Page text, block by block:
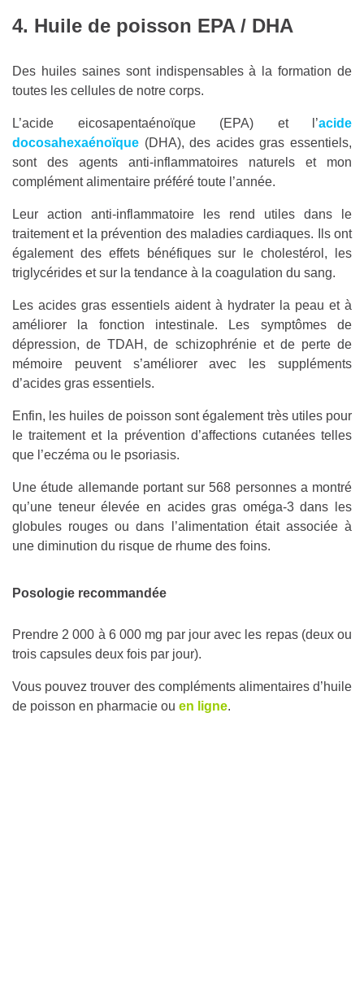
4. Huile de poisson EPA / DHA
Des huiles saines sont indispensables à la formation de
toutes les cellules de notre corps.
L’acide eicosapentaénoïque (EPA) et l’acide
docosahexaénoïque (DHA), des acides gras essentiels,
sont des agents anti-inflammatoires naturels et mon
complément alimentaire préféré toute l’année.
Leur action anti-inflammatoire les rend utiles dans le
traitement et la prévention des maladies cardiaques. Ils ont
également des effets bénéfiques sur le cholestérol, les
triglycérides et sur la tendance à la coagulation du sang.
Les acides gras essentiels aident à hydrater la peau et à
améliorer la fonction intestinale. Les symptômes de
dépression, de TDAH, de schizophrénie et de perte de
mémoire peuvent s’améliorer avec les suppléments
d’acides gras essentiels.
Enfin, les huiles de poisson sont également très utiles pour
le traitement et la prévention d’affections cutanées telles
que l’eczéma ou le psoriasis.
Une étude allemande portant sur 568 personnes a montré
qu’une teneur élevée en acides gras oméga-3 dans les
globules rouges ou dans l’alimentation était associée à
une diminution du risque de rhume des foins.
Posologie recommandée
Prendre 2 000 à 6 000 mg par jour avec les repas (deux ou
trois capsules deux fois par jour).
Vous pouvez trouver des compléments alimentaires d’huile
de poisson en pharmacie ou en ligne.